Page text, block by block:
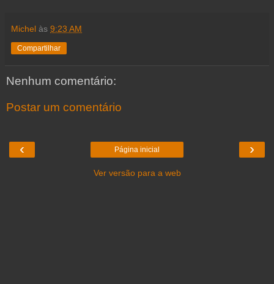
Michel às 9:23 AM
Compartilhar
Nenhum comentário:
Postar um comentário
‹ ›
Página inicial
Ver versão para a web